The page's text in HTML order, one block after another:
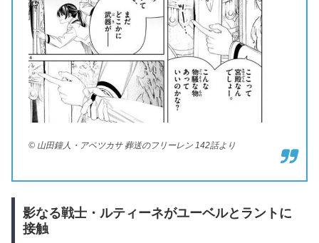
© 山田鐘人・アベツカサ 葬送のフリーレン 142話より
影なる戦士・ルティーネがユーベルとラントに
接触